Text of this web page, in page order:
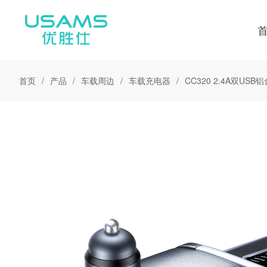
首页 产品 车载周边 车载充电器 CC320 2.4A双USB